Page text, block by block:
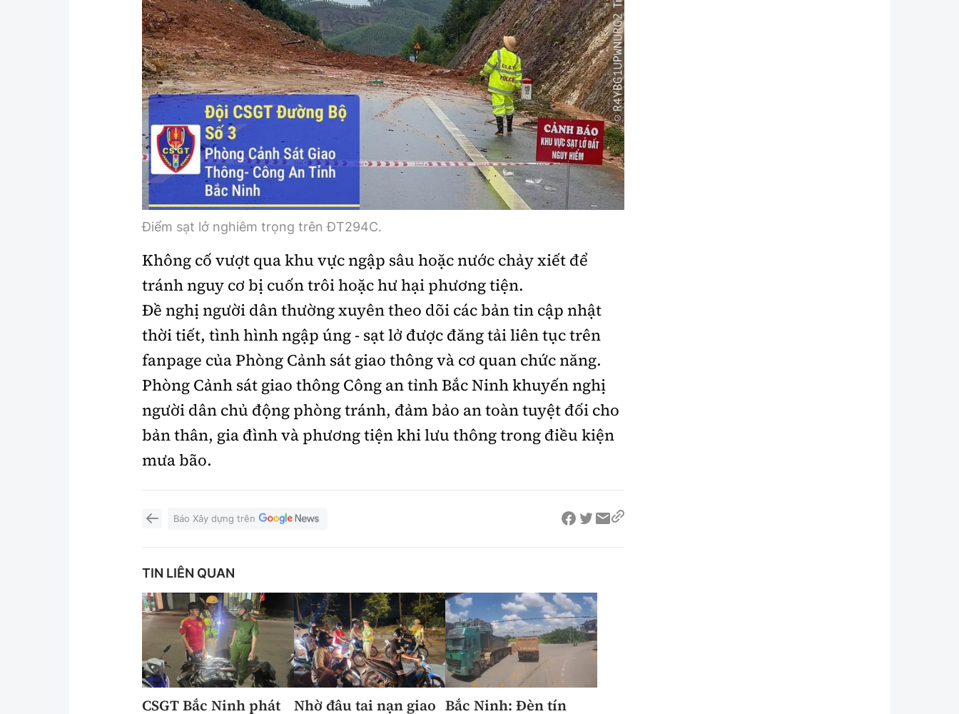
Điểm sạt lở nghiêm trọng trên ĐT294C.
Không cố vượt qua khu vực ngập sâu hoặc nước chảy xiết để
tránh nguy cơ bị cuốn trôi hoặc hư hại phương tiện.
Đề nghị người dân thường xuyên theo dõi các bản tin cập nhật
thời tiết, tình hình ngập úng - sạt lở được đăng tải liên tục trên
fanpage của Phòng Cảnh sát giao thông và cơ quan chức năng.
Phòng Cảnh sát giao thông Công an tỉnh Bắc Ninh khuyến nghị
người dân chủ động phòng tránh, đảm bảo an toàn tuyệt đối cho
bản thân, gia đình và phương tiện khi lưu thông trong điều kiện
mưa bão.
Báo Xây dựng trên
TIN LIÊN QUAN
CSGT Bắc Ninh phát
Nhờ đâu tai nạn giao Bắc Ninh: Đèn tín